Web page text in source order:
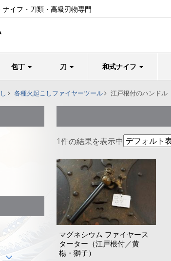
イフ・刀類・高級刃物専門
包丁 刀 和式ナイフ
各種火起こしファイヤーツール 江戸根付のハンドル
1件の結果を表示中
マグネシウム ファイヤース
ターター（江戸根付／黄
楊・獅子）